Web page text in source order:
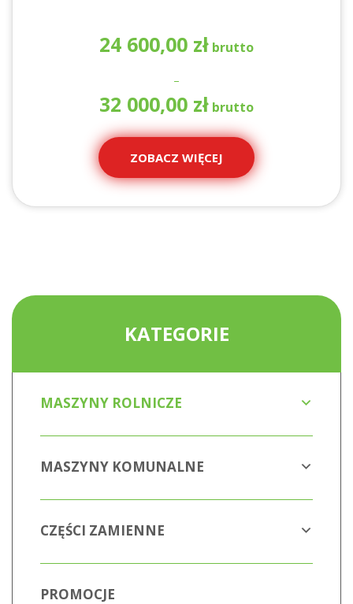
KATEGORIE
MASZYNY ROLNICZE
MASZYNY KOMUNALNE
CZĘŚCI ZAMIENNE
PROMOCJE
24 600,00 zł
–
32 000,00 zł
32
ZOBACZ WIĘCEJ